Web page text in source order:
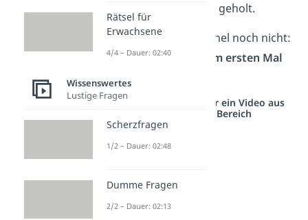
geholt.
Lange gibt es den Tunnel noch nicht:
Er wurde erst 2016 zum ersten Mal
benutzt
Studyflix vernetzt: Hier ein Video aus
einem anderen Bereich
Rätsel für
Erwachsene
4/4 – Dauer: 02:40
Wissenswertes
Lustige Fragen
Scherzfragen
1/2 – Dauer: 02:48
Dumme Fragen
2/2 – Dauer: 02:13